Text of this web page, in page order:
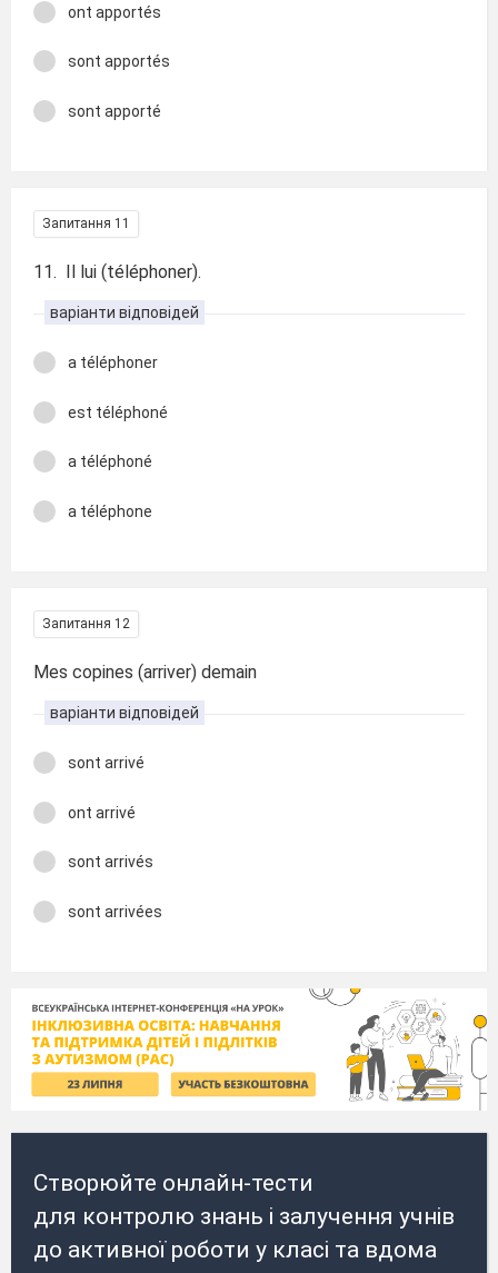
ont apportés
sont apportés
sont apporté
Запитання 11
11. Il lui (téléphoner).
варіанти відповідей
a téléphoner
est téléphoné
a téléphoné
a téléphone
Запитання 12
Mes copines (arriver) demain
варіанти відповідей
sont arrivé
ont arrivé
sont arrivés
sont arrivées
Створюйте онлайн-тести
для контролю знань і залучення учнів
до активної роботи у класі та вдома